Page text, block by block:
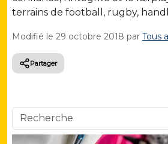
terrains de football, rugby,
Modifié le 29 octobre 2018 par Tous
Partager